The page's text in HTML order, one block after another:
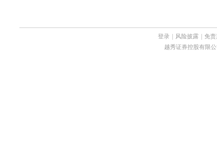
登录 风险披露
免
越秀证券控股有限公